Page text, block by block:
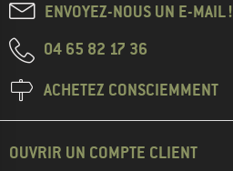
ENVOYEZ-NOUS UN E-MAIL !
04 65 82 17 36
ACHETEZ CONSCIEMMENT
OUVRIR UN COMPTE CLIENT